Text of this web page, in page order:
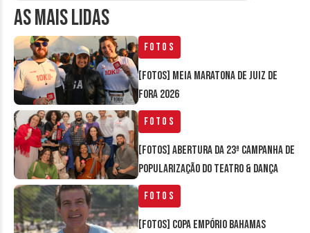
AS MAIS LIDAS
Fotos
[FOTOS] Meia Maratona de Juiz de
Fora 2026
Fotos
[FOTOS] Abertura da 23ª Campanha de
Popularização do Teatro & Dança
Fotos
[FOTOS] Copa Empório Bahamas